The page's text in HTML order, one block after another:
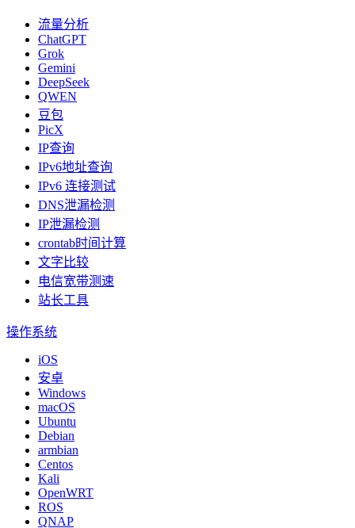
流量分析
ChatGPT
Grok
Gemini
DeepSeek
QWEN
豆包
PicX
IP查询
IPv6地址查询
IPv6 连接测试
DNS泄漏检测
IP泄漏检测
crontab时间计算
文字比较
电信宽带测速
站长工具
操作系统
iOS
安卓
Windows
macOS
Ubuntu
Debian
armbian
Centos
Kali
OpenWRT
ROS
QNAP